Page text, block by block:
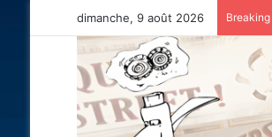
dimanche, 9 août 2026